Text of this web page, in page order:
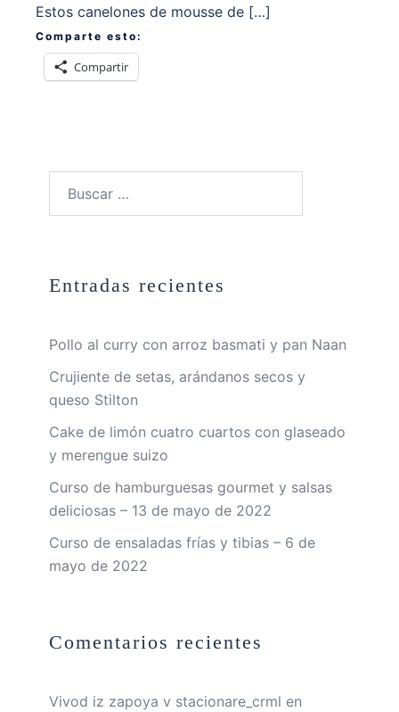
Estos canelones de mousse de […]
Comparte esto:
Compartir
Entradas recientes
Pollo al curry con arroz basmati y pan Naan
Crujiente de setas, arándanos secos y
queso Stilton
Cake de limón cuatro cuartos con glaseado
y merengue suizo
Curso de hamburguesas gourmet y salsas
deliciosas – 13 de mayo de 2022
Curso de ensaladas frías y tibias – 6 de
mayo de 2022
Comentarios recientes
Vivod iz zapoya v stacionare_crml en